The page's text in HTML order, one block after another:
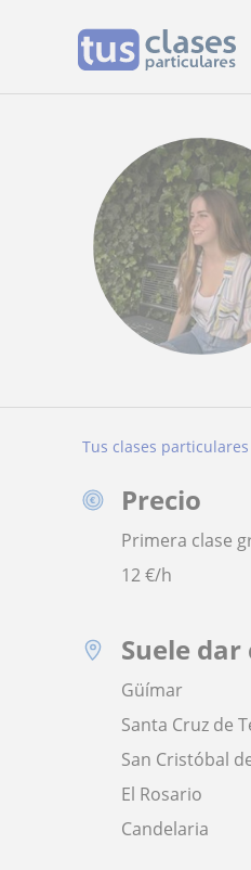
Tus clases particulares
Precio
Primera clase
12€/h
Suele dar
Güímar
Santa Cruz de
San Cristóbal
El Rosario
Candelaria